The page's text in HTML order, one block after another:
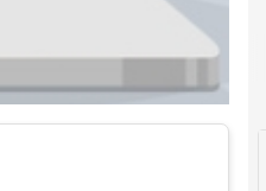
Executive